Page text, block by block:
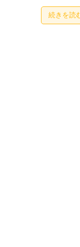
続きを読